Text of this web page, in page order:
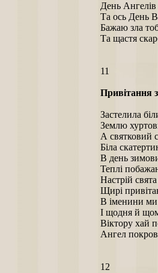
День Ангелів
Та ось День
Бажаю зла
Та щастя
11
Привітання
Застелила
Землю
А святковий
Біла
В день
Теплі
Настрій
Щирі
В іменини
І щодня й
Віктору хай
Ангел
12